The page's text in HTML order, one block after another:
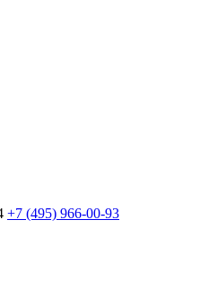
+7 (495) 966-00-93